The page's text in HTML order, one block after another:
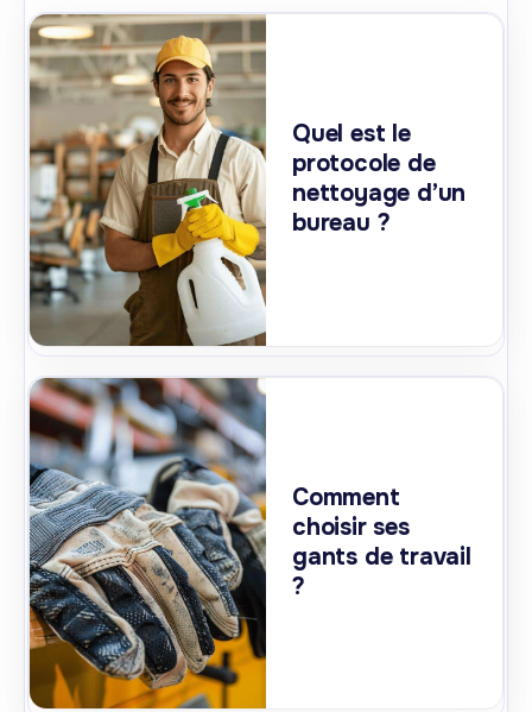
Quel est le
protocole de
nettoyage d’un
bureau ?
Comment
choisir ses
gants de travail
?